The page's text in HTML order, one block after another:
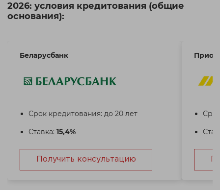
2026: условия кредитования (общие
основания):
Беларусбанк
Срок кредитования: до 20 лет
Ставка: 15,4%
Получить консультацию